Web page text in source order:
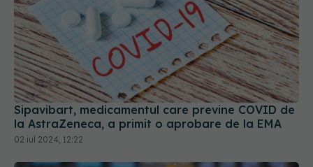
Sipavibart, medicamentul care previne COVID de
la AstraZeneca, a primit o aprobare de la EMA
02 iul 2024, 12:22